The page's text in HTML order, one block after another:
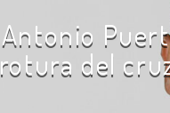
Antonio
rotura del